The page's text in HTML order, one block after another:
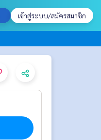
เข้าสู่ระบบ/สมัครสมาชิก